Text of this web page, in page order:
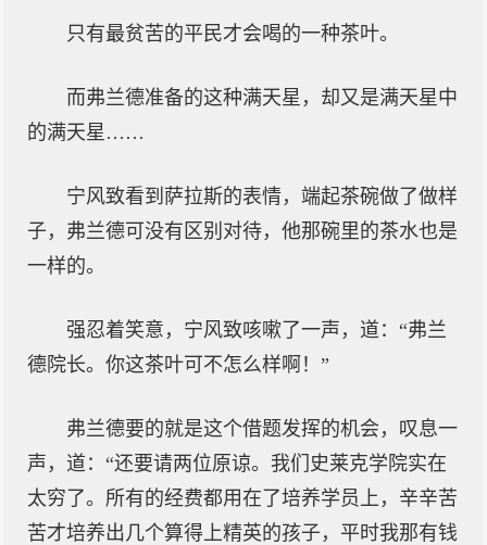
只有最贫苦的平民才会喝的一种茶叶。
而弗兰德准备的这种满天星，却又是满天星中
的满天星……
宁风致看到萨拉斯的表情，端起茶碗做了做样
子，弗兰德可没有区别对待，他那碗里的茶水也是
一样的。
强忍着笑意，宁风致咳嗽了一声，道：“弗兰
德院长。你这茶叶可不怎么样啊！”
弗兰德要的就是这个借题发挥的机会，叹息一
声，道：“还要请两位原谅。我们史莱克学院实在
太穷了。所有的经费都用在了培养学员上，辛辛苦
苦才培养出几个算得上精英的孩子，平时我那有钱